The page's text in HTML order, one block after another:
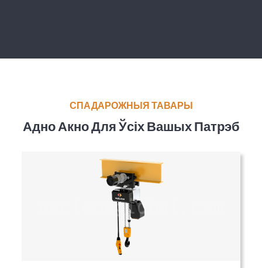
СПАДАРОЖНЫЯ ТАВАРЫ
Адно Акно Для Ўсіх Вашых Патрэб